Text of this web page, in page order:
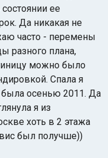
ее
Да никакая не
часто - перемены
разного плана,
можно было
Спала я
осенью 2011. Да
я из
хоть в 2 этажа
был получше))